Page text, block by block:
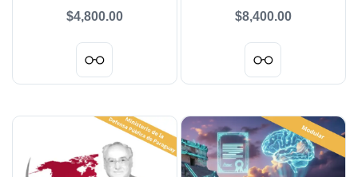
$4,800.00
INSCRIPCIÓN GRUPAL
$8,400.00